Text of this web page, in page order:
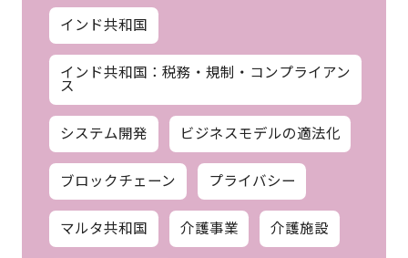
インド共和国
インド共和国：税務・規制・コンプライアン
ス
システム開発 ビジネスモデルの適法化
ブロックチェーン プライバシー
マルタ共和国 介護事業 介護施設